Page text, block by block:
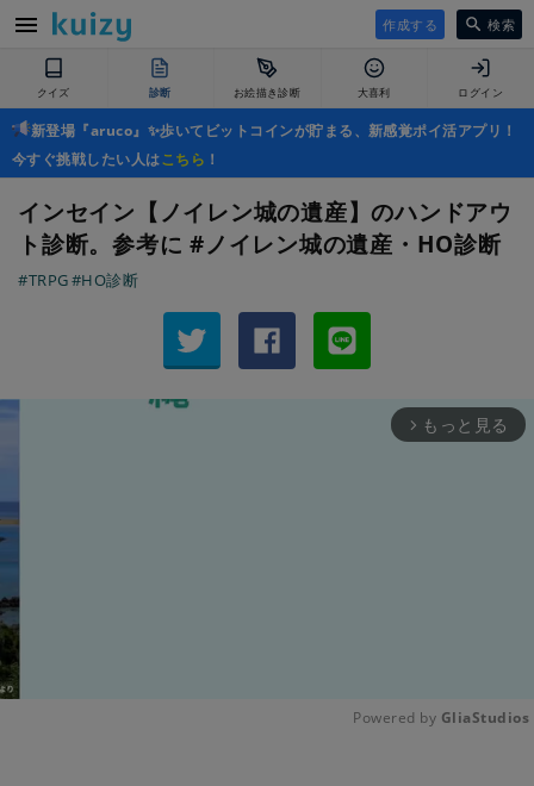
作成する 検索
クイズ 診断 お絵描き診断 大喜利 ログイン
新登場『aruco』✨歩いてビットコインが貯まる、新感覚ポイ活アプリ！
今すぐ挑戦したい人はこちら ！
インセイン【ノイレン城の遺産】のハンドアウ
ト診断。参考に #ノイレン城の遺産・HO診断
#TRPG#HO診断
arrow_forward_ios もっと見る
Powered by GliaStudios